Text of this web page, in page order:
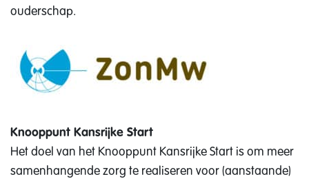
ouderschap.
Knooppunt Kansrijke Start
Het doel van het Knooppunt Kansrijke Start is om meer
samenhangende zorg te realiseren voor (aanstaande)